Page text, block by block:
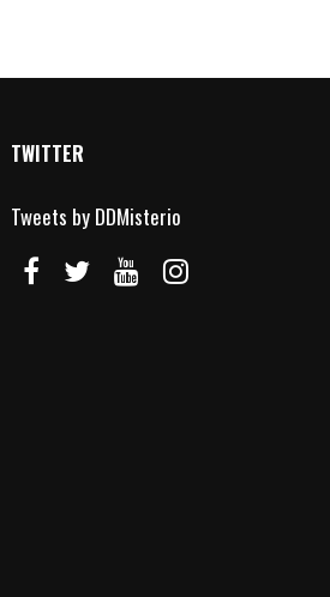
TWITTER
Tweets by DDMisterio